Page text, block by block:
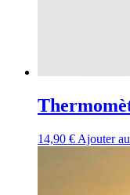
14,90 € Ajouter